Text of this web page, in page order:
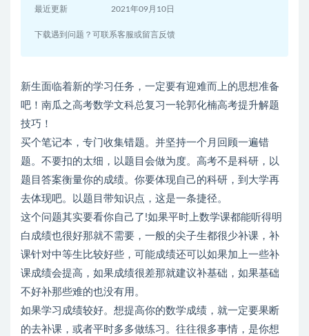
最近更新 2021年09月10日
下载遇到问题？可联系客服或留言反馈
新生面临着新的学习任务，一定要有迎难而上的思想准备
吧！南瓜之高考数学文科总复习一轮郭化楠高考提升解题
技巧！
买个笔记本，专门收集错题。并坚持一个月回顾一遍错
题。不要扣的太细，以题目会做为度。高考不是科研，以
题目答案衡量你的成绩。你要体现自己的科研，到大学再
去体现吧。以题目带知识点，这是一条捷径。
这个问题其实要看你自己了!如果平时上数学课都能听得明
白成绩也很好那就不需要，一般的尖子生都很少补课，补
课针对中等生比较好些，可能成绩还可以如果加上一些补
课成绩会提高，如果成绩很差那就建议补基础，如果基础
不好补那些难的也没有用。
如果学习成绩较好。想提高你的数学成绩，就一定要果断
的去补课，或者平时多多做练习。往往很多事情，是你想